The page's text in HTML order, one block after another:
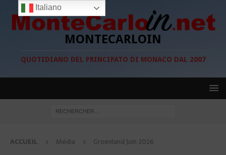
MONTECARLOIN
QUOTIDIANO DEL PRINCIPATO DI MONACO DAL 2007
ACCUEIL Média Groenland Juin 2026
Italiano